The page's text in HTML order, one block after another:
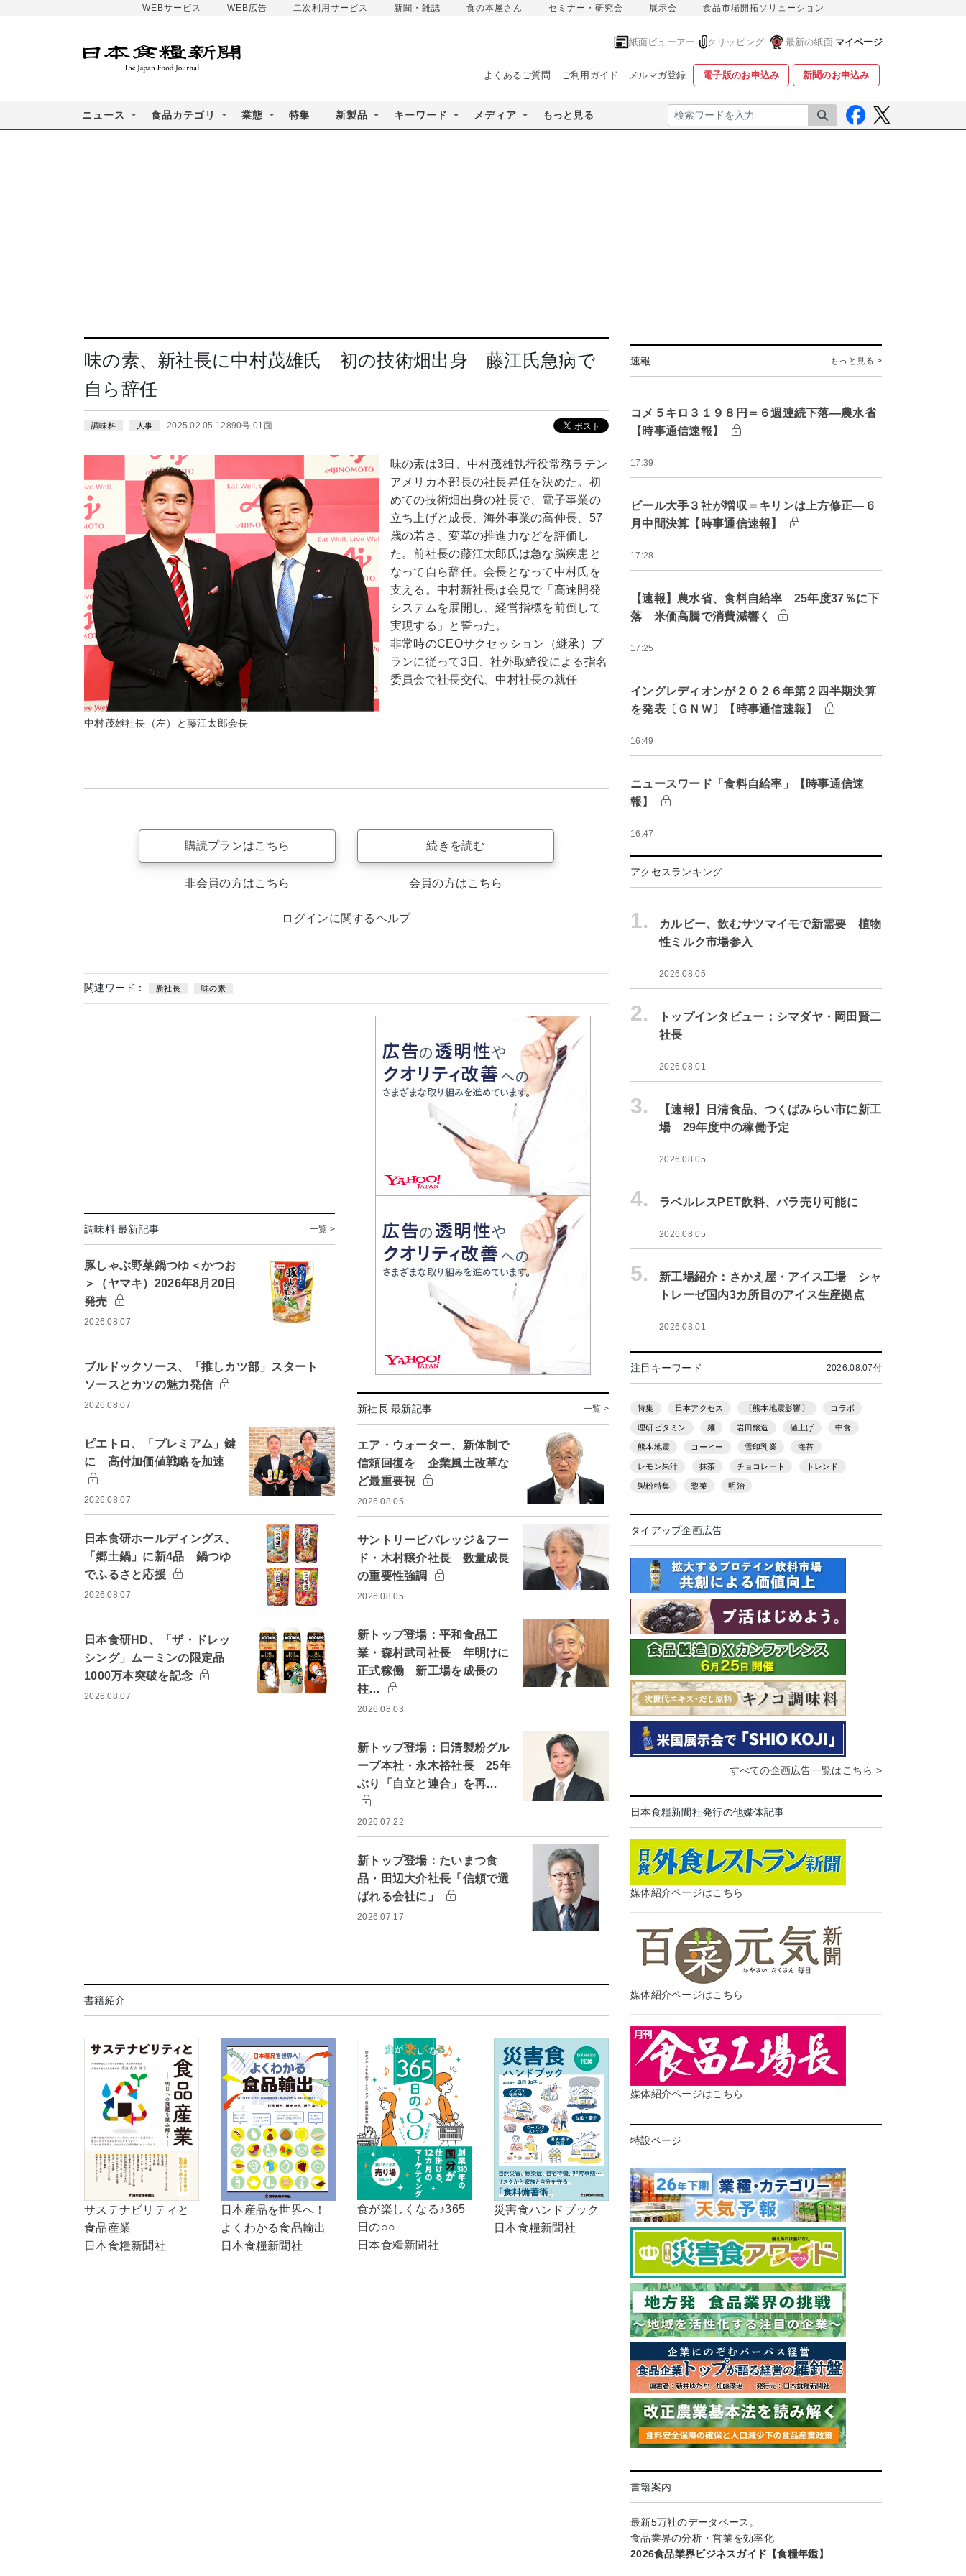
WEBサービス WEB広告 二次利用サービス 新聞・雑誌 食の本屋さん セミナー・研究会 展示会 食品市場開拓ソリューション
紙面ビューアー クリッピング 最新の紙面 マイページ
よくあるご質問 ご利用ガイド メルマガ登録 電子版のお申込み 新聞のお申込み
ニュース 食品カテゴリ 業態 特集 新製品 キーワード メディア もっと見る 検索
味の素、新社長に中村茂雄氏 初の技術畑出身 藤江氏急病で
自ら辞任
調味料 人事 2025.02.05 12890号 01面
中村茂雄社長（左）と藤江太郎会長
味の素は3日、中村茂雄執行役常務ラテン
アメリカ本部長の社長昇任を決めた。初
めての技術畑出身の社長で、電子事業の
立ち上げと成長、海外事業の高伸長、57
歳の若さ、変革の推進力などを評価し
た。前社長の藤江太郎氏は急な脳疾患と
なって自ら辞任。会長となって中村氏を
支える。中村新社長は会見で「高速開発
システムを展開し、経営指標を前倒して
実現する」と誓った。
非常時のCEOサクセッション（継承）プ
ランに従って3日、社外取締役による指名
委員会で社長交代、中村社長の就任
購読プランはこちら
非会員の方はこちら
続きを読む
会員の方はこちら
ログインに関するヘルプ
関連ワード： 新社長 味の素
調味料 最新記事 一覧 >
豚しゃぶ野菜鍋つゆ＜かつお
＞（ヤマキ）2026年8月20日
発売
2026.08.07
ブルドックソース、「推しカツ部」スタート
ソースとカツの魅力発信
2026.08.07
ピエトロ、「プレミアム」鍵
に 高付加価値戦略を加速
2026.08.07
日本食研ホールディングス、
「郷土鍋」に新4品 鍋つゆ
でふるさと応援
2026.08.07
日本食研HD、「ザ・ドレッ
シング」ムーミンの限定品
1000万本突破を記念
2026.08.07
新社長 最新記事 一覧 >
エア・ウォーター、新体制で
信頼回復を 企業風土改革な
ど最重要視
2026.08.05
サントリービバレッジ＆フー
ド・木村穣介社長 数量成長
の重要性強調
2026.08.05
新トップ登場：平和食品工
業・森村武司社長 年明けに
正式稼働 新工場を成長の
柱…
2026.08.03
新トップ登場：日清製粉グル
ープ本社・永木裕社長 25年
ぶり「自立と連合」を再…
2026.07.22
新トップ登場：たいまつ食
品・田辺大介社長「信頼で選
ばれる会社に」
2026.07.17
書籍紹介
サステナビリティと
食品産業
日本食糧新聞社
日本産品を世界へ！
よくわかる食品輸出
日本食糧新聞社
食が楽しくなる♪365
日の○○
日本食糧新聞社
災害食ハンドブック
日本食糧新聞社
速報 もっと見る >
コメ５キロ３１９８円＝６週連続下落―農水省
【時事通信速報】
17:39
ビール大手３社が増収＝キリンは上方修正―６
月中間決算【時事通信速報】
17:28
【速報】農水省、食料自給率 25年度37％に下
落 米価高騰で消費減響く
17:25
イングレディオンが２０２６年第２四半期決算
を発表〔ＧＮＷ〕【時事通信速報】
16:49
ニュースワード「食料自給率」【時事通信速
報】
16:47
アクセスランキング
1.
カルビー、飲むサツマイモで新需要 植物
性ミルク市場参入
2026.08.05
2.
トップインタビュー：シマダヤ・岡田賢二
社長
2026.08.01
3.
【速報】日清食品、つくばみらい市に新工
場 29年度中の稼働予定
2026.08.05
4. ラベルレスPET飲料、バラ売り可能に
2026.08.05
5.
新工場紹介：さかえ屋・アイス工場 シャ
トレーゼ国内3カ所目のアイス生産拠点
2026.08.01
注目キーワード 2026.08.07付
特集 日本アクセス 〔熊本地震影響〕 コラボ
理研ビタミン 麺 岩田醸造 値上げ 中食
熊本地震 コーヒー 雪印乳業 海苔
レモン果汁 抹茶 チョコレート トレンド
製粉特集 惣菜 明治
タイアップ企画広告
すべての企画広告一覧はこちら >
日本食糧新聞社発行の他媒体記事
媒体紹介ページはこちら
媒体紹介ページはこちら
媒体紹介ページはこちら
特設ページ
書籍案内
最新5万社のデータベース。
食品業界の分析・営業を効率化
2026食品業界ビジネスガイド【食糧年鑑】